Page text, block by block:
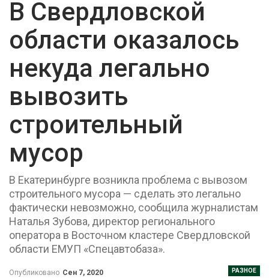
В Свердловской
области оказалось
некуда легально
вывозить
строительный
мусор
В Екатеринбурге возникла проблема с вывозом
строительного мусора — сделать это легально
фактически невозможно, сообщила журналистам
Наталья Зубова, директор регионального
оператора в Восточном кластере Свердловской
области ЕМУП «Спецавтобаза».
РАЗНОЕ
Опубликовано Сен 7, 2020